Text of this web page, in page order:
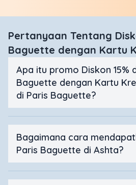
Pertanyaan Tentang
Baguette dengan Kartu
Apa itu promo Diskon 15%
Baguette dengan Kartu
di Paris Baguette?
Bagaimana cara
Paris Baguette di Ashta?